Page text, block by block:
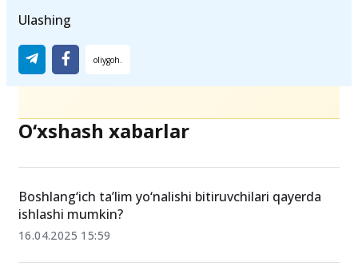
Boshlang‘ich taʼlim
Ulashing
O‘xshash xabarlar
ishlashi mumkin?